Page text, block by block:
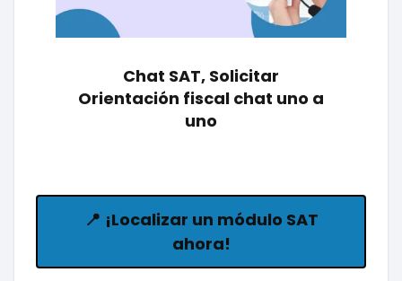
Chat SAT, Solicitar
Orientación fiscal chat uno a
uno
📍 ¡Localizar un módulo SAT
ahora!